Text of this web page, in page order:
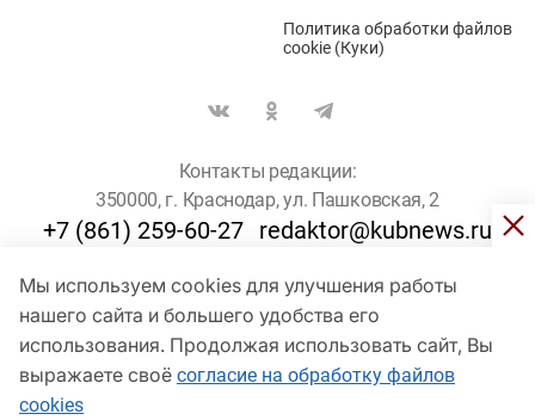
Мы используем cookies для улучшения работы
нашего сайта и большего удобства его
использования. Продолжая использовать сайт, Вы
выражаете своё согласие на обработку файлов
cookies
Политика обработки файлов
cookie (Куки)
Контакты редакции:
350000, г. Краснодар, ул. Пашковская, 2
+7 (861) 259-60-27 redaktor@kubnews.ru
Для пользователей старше 16 лет
© Кубанские Новости, 2017
Сетевое издание «kubnews» зарегистрировано Федеральной
службой по надзору в сфере связи, информационных технологий
и массовых коммуникаций (Роскомнадзор). Регистрационный